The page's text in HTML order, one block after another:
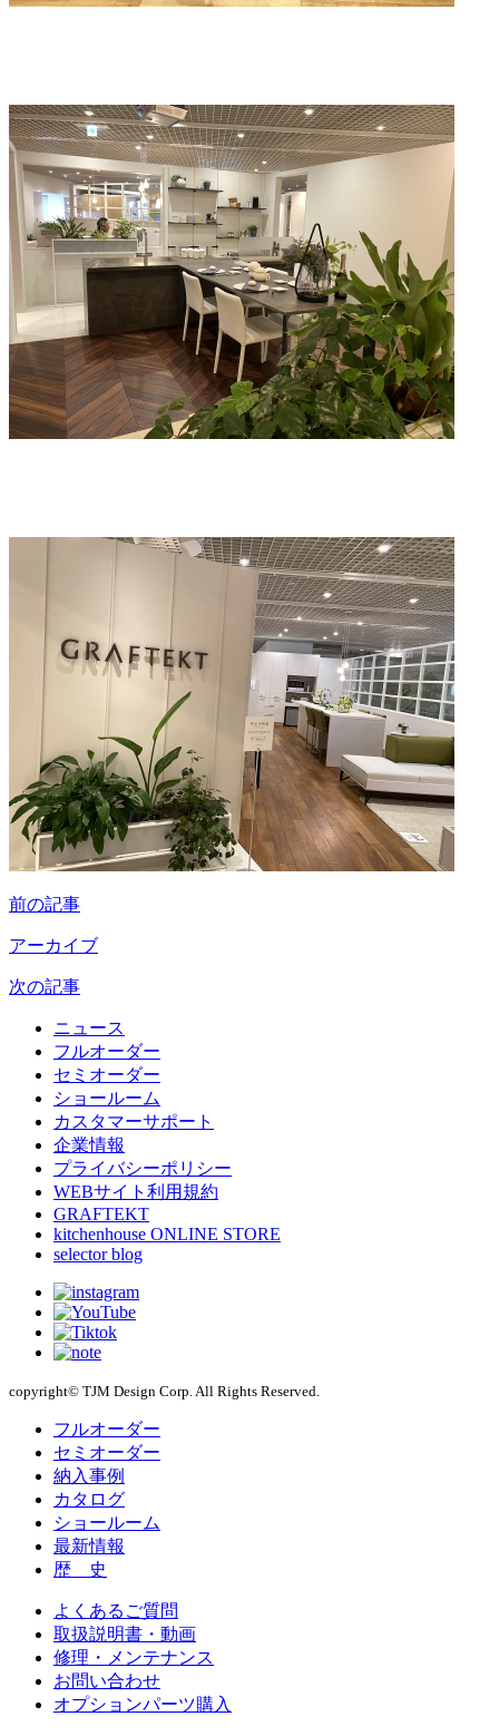
前の記事
アーカイブ
次の記事
ニュース
フルオーダー
セミオーダー
ショールーム
カスタマーサポート
企業情報
プライバシーポリシー
WEBサイト利用規約
GRAFTEKT
kitchenhouse ONLINE STORE
selector blog
copyright© TJM Design Corp. All Rights Reserved.
フルオーダー
セミオーダー
納入事例
カタログ
ショールーム
最新情報
歴 史
よくあるご質問
取扱説明書・動画
修理・メンテナンス
お問い合わせ
オプションパーツ購入